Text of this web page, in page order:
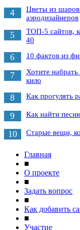
4
Цветы из
аэродизайнеров
5
ТОП-5 сайтов,
40
6 10 фактов из
7
Хотите
кило
8 Как прогулять
9 Как найти
10 Старые вещи,
Главная
■
О проекте
■
Задать вопрос
■
Как добавить
■
Участие